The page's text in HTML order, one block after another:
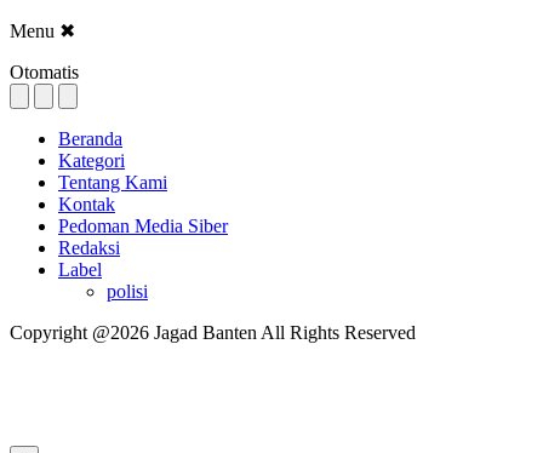
Menu ✖
Otomatis
Beranda
Kategori
Tentang Kami
Kontak
Pedoman Media Siber
Redaksi
Label
polisi
Copyright @2026 Jagad Banten All Rights Reserved